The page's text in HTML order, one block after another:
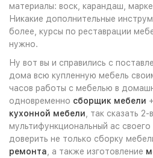
материалы: воск, карандаш,
Никакие дополнительные
более, курсы по реставрации
нужно.
Ну вот вы и справились с
дома всю купленную мебель
часов работы с мебелью в
одновременно сборщик мебели +
кухонной мебели , так сказать
мультифункциональный ас
доверить не только сборку
ремонта , а также изготовление